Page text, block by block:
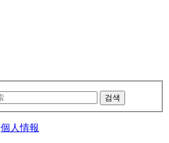
검색
個人情報